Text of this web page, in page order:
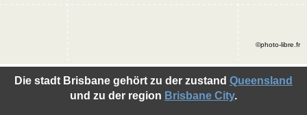
Die stadt Brisbane gehört zu der zustand Queensland
und zu der region Brisbane City.
©photo-libre.fr